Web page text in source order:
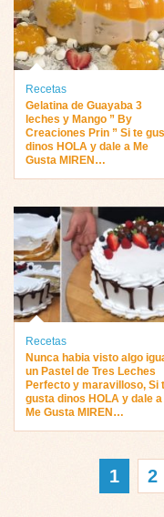
Recetas
Gelatina de Guayaba 3
leches y Mango ” By
Creaciones Prin ” Si te
dinos HOLA y dale a Me
Gusta MIREN…
Recetas
Nunca habia visto algo
un Pastel de Tres Leches
Perfecto y maravilloso, Si
gusta dinos HOLA y dale a
Me Gusta MIREN…
1 2